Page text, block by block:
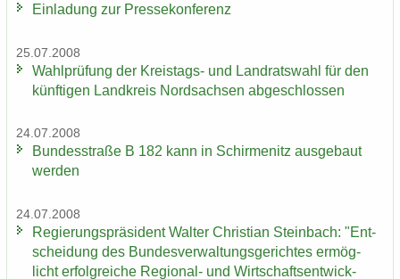
Ein­la­dung zur Pres­se­kon­fe­renz
25.07.2008
Wahl­prü­fung der Kreistags-​ und Land­rats­wahl für den
künf­ti­gen Land­kreis Nord­sach­sen ab­ge­schlos­sen
24.07.2008
Bun­des­stra­ße B 182 kann in Schir­menitz aus­ge­baut
wer­den
24.07.2008
Re­gie­rungs­prä­si­dent Wal­ter Chris­ti­an Stein­bach: "Ent­
schei­dung des Bun­des­ver­wal­tungs­ge­rich­tes er­mög­
licht er­folg­rei­che Regional-​ und Wirt­schafts­ent­wick­